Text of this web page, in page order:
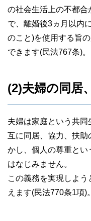
の社会生活上の不都合
で、離婚後3ヵ月以内
のこと)を使用する旨
できます(民法767条)。
(2)夫婦の同居
夫婦は家庭という共
互に同居、協力、扶助
かし、個人の尊重とい
はなじみません。
この義務を実現しよ
えます(民法770条1項)。